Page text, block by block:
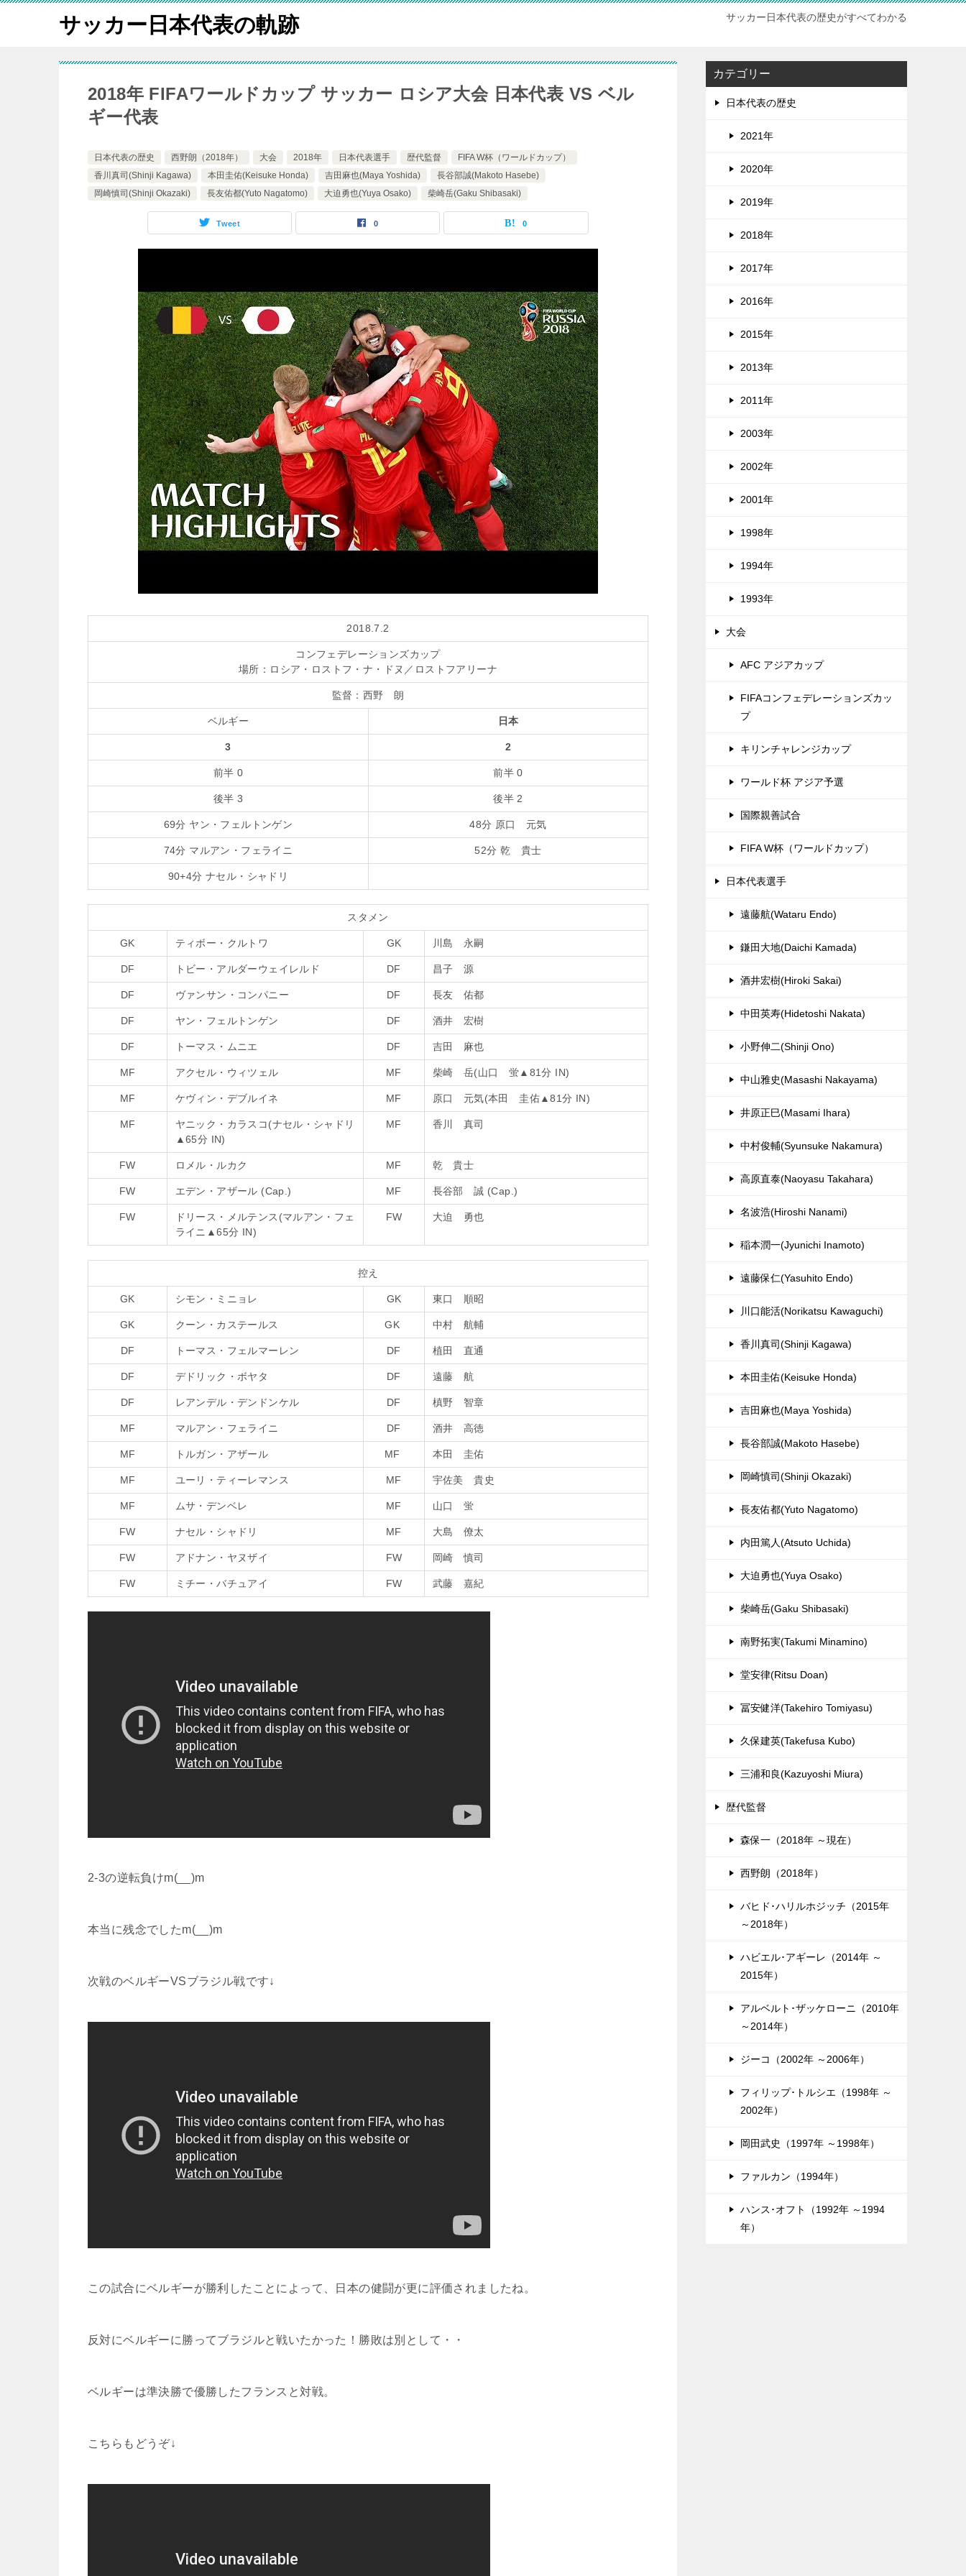
サッカー日本代表の軌跡 サッカー日本代表の歴史がすべてわかる
2018年 FIFAワールドカップ サッカー ロシア大会 日本代表 VS ベル
ギー代表
日本代表の歴史 西野朗（2018年） 大会 2018年 日本代表選手 歴代監督
FIFA W杯（ワールドカップ）
香川真司(Shinji Kagawa)
本田圭佑(Keisuke Honda) 吉田麻也(Maya Yoshida)
長谷部誠(Makoto Hasebe)
岡崎慎司(Shinji Okazaki)
長友佑都(Yuto Nagatomo) 大迫勇也(Yuya Osako) 柴崎岳(Gaku Shibasaki)
Tweet 0 0
2018.7.2
コンフェデレーションズカップ
場所：ロシア・ロストフ・ナ・ドヌ／ロストフアリーナ
監督： 西野 朗
ベルギー 日本
3 2
前半 0 前半 0
後半 3 後半 2
69分 ヤン・フェルトンゲン 48分 原口 元気
74分 マルアン・フェライニ 52分 乾 貴士
90+4分 ナセル・シャドリ
スタメン
GK ティボー・クルトワ GK 川島 永嗣
DF トビー・アルダーウェイレルド DF 昌子 源
DF ヴァンサン・コンパニー DF 長友 佑都
DF ヤン・フェルトンゲン DF 酒井 宏樹
DF トーマス・ムニエ DF 吉田 麻也
MF アクセル・ウィツェル MF 柴崎 岳(山口 蛍▲ 81分 IN)
MF ケヴィン・デブルイネ MF 原口 元気(本田 圭佑▲81分 IN)
MF
ヤニック・カラスコ(ナセル・シャドリ
▲65分 IN)
MF 香川 真司
FW ロメル・ルカク MF 乾 貴士
FW エデン・アザール (Cap.) MF 長谷部 誠 (Cap.)
FW
ドリース・メルテンス(マルアン・フェ
ライニ ▲65分 IN)
FW 大迫 勇也
控え
GK シモン・ミニョレ GK 東口 順昭
GK クーン・カステールス GK 中村 航輔
DF トーマス・フェルマーレン DF 植田 直通
DF デドリック・ボヤタ DF 遠藤 航
DF レアンデル・デンドンケル DF 槙野 智章
MF マルアン・フェライニ DF 酒井 高徳
MF トルガン・アザール MF 本田 圭佑
MF ユーリ・ティーレマンス MF 宇佐美 貴史
MF ムサ・デンベレ MF 山口 蛍
FW ナセル・シャドリ MF 大島 僚太
FW アドナン・ヤヌザイ FW 岡崎 慎司
FW ミチー・バチュアイ FW 武藤 嘉紀
2-3の逆転負けm(__)m
本当に残念でしたm(__)m
次戦のベルギーVSブラジル戦です↓
この試合にベルギーが勝利したことによって、日本の健闘が更に評価されましたね。
反対にベルギーに勝ってブラジルと戦いたかった！勝敗は別として・・
ベルギーは準決勝で優勝したフランスと対戦。
こちらもどうぞ↓
カテゴリー
日本代表の歴史
2021年
2020年
2019年
2018年
2017年
2016年
2015年
2013年
2011年
2003年
2002年
2001年
1998年
1994年
1993年
大会
AFC アジアカップ
FIFAコンフェデレーションズカッ
プ
キリンチャレンジカップ
ワールド杯 アジア予選
国際親善試合
FIFA W杯（ワールドカップ）
日本代表選手
遠藤航(Wataru Endo)
鎌田大地(Daichi Kamada)
酒井宏樹(Hiroki Sakai)
中田英寿(Hidetoshi Nakata)
小野伸二(Shinji Ono)
中山雅史(Masashi Nakayama)
井原正巳(Masami Ihara)
中村俊輔(Syunsuke Nakamura)
高原直泰(Naoyasu Takahara)
名波浩(Hiroshi Nanami)
稲本潤一(Jyunichi Inamoto)
遠藤保仁(Yasuhito Endo)
川口能活(Norikatsu Kawaguchi)
香川真司(Shinji Kagawa)
本田圭佑(Keisuke Honda)
吉田麻也(Maya Yoshida)
長谷部誠(Makoto Hasebe)
岡崎慎司(Shinji Okazaki)
長友佑都(Yuto Nagatomo)
内田篤人(Atsuto Uchida)
大迫勇也(Yuya Osako)
柴崎岳(Gaku Shibasaki)
南野拓実(Takumi Minamino)
堂安律(Ritsu Doan)
冨安健洋(Takehiro Tomiyasu)
久保建英(Takefusa Kubo)
三浦和良(Kazuyoshi Miura)
歴代監督
森保一（2018年 ～現在）
西野朗（2018年）
バヒド･ハリルホジッチ（2015年
～2018年）
ハビエル･アギーレ（2014年 ～
2015年）
アルベルト･ザッケローニ（2010年
～2014年）
ジーコ（2002年 ～2006年）
フィリップ･トルシエ（1998年 ～
2002年）
岡田武史（1997年 ～1998年）
ファルカン（1994年）
ハンス･オフト（1992年 ～1994
年）